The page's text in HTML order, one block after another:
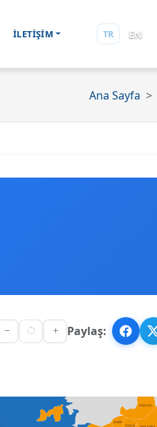
İLETİŞİM TR EN
Ana Sayfa
Paylaş: